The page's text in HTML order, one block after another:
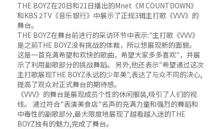
THE BOYZ在20日和21日播出的Mnet《M COUNTDOWN》
和KBS 2TV《音乐银行》中展示了正规3辑主打歌《VVV》的
舞台。
THE BOYZ在舞台前进行的采访环节中表示:"主打歌《VVV》
是之前THE BOYZ没有挑战的体裁，所以想展现新的面貌。
这是一首充满希望和欢快的歌曲，希望大家多多喜欢"，并展
示了利用副歌部分的挑战舞蹈。 另外,他还表示"希望通过这次
主打歌展现THE BOYZ永远的少年美",表达了与众不同的决心,
提高了观众对正式舞台的期待感。
《VVV》的舞台是展现成员个性的休闲服装,吸引了人们的视
线。 通过符合"表演美食店"名声的充满力量和强烈的舞蹈和
中毒性的副歌部分,最大限度地展现了越看越入迷的THE
BOYZ独有的魅力,完成了舞台。